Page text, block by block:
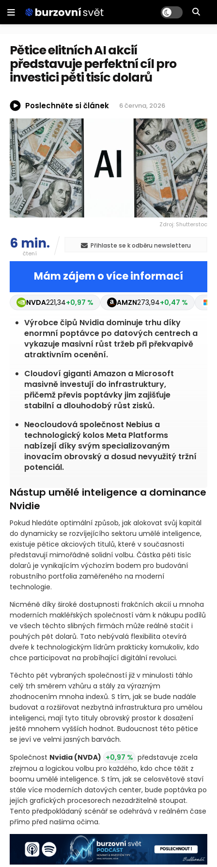
Pětice elitních AI akcií
představuje perfektní cíl pro
investici pěti tisíc dolarů
Poslechněte si článek 6 června, 2026
Zdroj: Shutterstoc
6 min.
čtení
Přihlaste se k odběru newsletteru
Mám zájem o více informací
NVDA221,34+0,97 % AMZN273,94+0,47 %
Výrobce čipů Nvidia dominuje trhu díky
enormní poptávce po datových centrech a
vykazuje masivní růst tržeb při překvapivě
atraktivním ocenění.
Cloudoví giganti Amazon a Microsoft
masivně investují do infrastruktury,
přičemž převis poptávky jim zajišťuje
stabilní a dlouhodobý růst zisků.
Neocloudová společnost Nebius a
technologický kolos Meta Platforms
nabízejí díky svým specializovaným
inovacím obrovský a dosud nevyužitý tržní
potenciál.
Nástup umělé inteligence a dominance
Nvidie
Pokud hledáte optimální způsob, jak alokovat svůj kapitál
do dynamicky se rozvíjejícího sektoru umělé inteligence,
existuje pětice akciových titulů, které v současnosti
představují mimořádně solidní volbu. Částka pěti tisíc
dolarů je vynikajícím výchozím bodem pro budování
robustního portfolia zaměřeného na moderní
technologie.
Nicméně díky široké dostupnosti frakčních akcií u mnoha
moderních makléřských společností vám k nákupu podílů
ve všech těchto slibných firmách může reálně stačit i
pouhých pět dolarů. Tato nebývalá flexibilita otevírá
dveře k technologickým lídrům prakticky komukoliv, kdo
chce participovat na probíhající digitální revoluci.
Těchto pět vybraných společností již v minulosti táhlo
celý trh směrem vzhůru a stály za výrazným
zhodnocením mnoha indexů. S tím, jak se bude nadále
budovat a rozšiřovat nezbytná infrastruktura pro umělou
inteligenci, mají tyto tituly obrovský prostor k dosažení
ještě mnohem vyšších hodnot. Budoucnost této pětice
se jeví ve velmi jasných barvách.
Společnost Nvidia (NVDA) +0,97 % představuje zcela
zřejmou a logickou volbu pro každého, kdo chce těžit z
boomu umělé inteligence. S tím, jak se celosvětově staví
stále více moderních datových center, bude poptávka po
jejích grafických procesorech nezadržitelně stoupat.
Tento předpokládaný scénář se odehrává v reálném čase
přímo před našima očima.